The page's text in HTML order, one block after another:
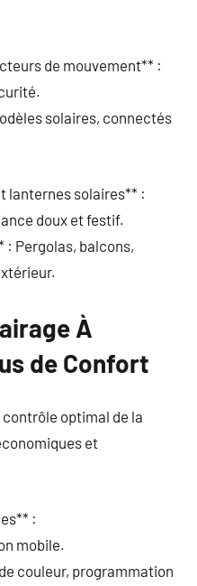
de mouvement** :
solaires, connectés
lanternes solaires** :
doux et festif.
Pergolas, balcons,
À
de Confort
optimal de la
et
:
mobile.
couleur, programmation